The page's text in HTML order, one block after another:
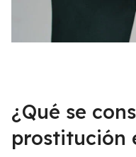
¿Qué se
prostitución